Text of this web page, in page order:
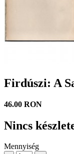
Firdúszi: A
46.00 RON
Nincs
Mennyiség